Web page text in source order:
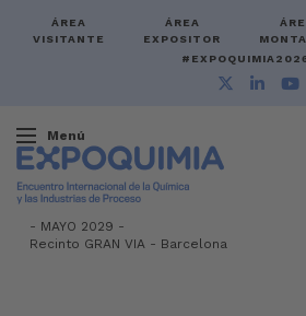
ÁREA
VISITANTE
ÁREA
EXPOSITOR
Menú
- MAYO 2029 -
Recinto GRAN VIA - Barcelona